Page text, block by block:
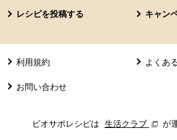
レシピを投稿する キャン
利用規約 よくあ
お問い合わせ
ビオサポレシピは 生活クラブ 別のが